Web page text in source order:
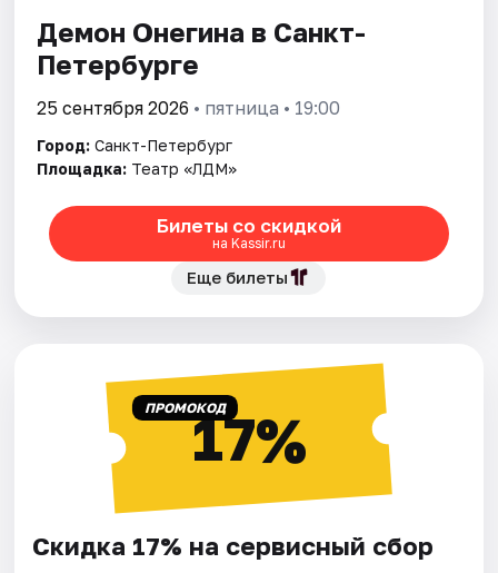
Демон Онегина в Санкт-
Петербурге
25 сентября 2026 • пятница • 19:00
Город: Санкт-Петербург
Площадка: Театр «ЛДМ»
Билеты со скидкой
на Kassir.ru
Еще билеты
ПРОМОКОД17%
Скидка 17% на сервисный сбор